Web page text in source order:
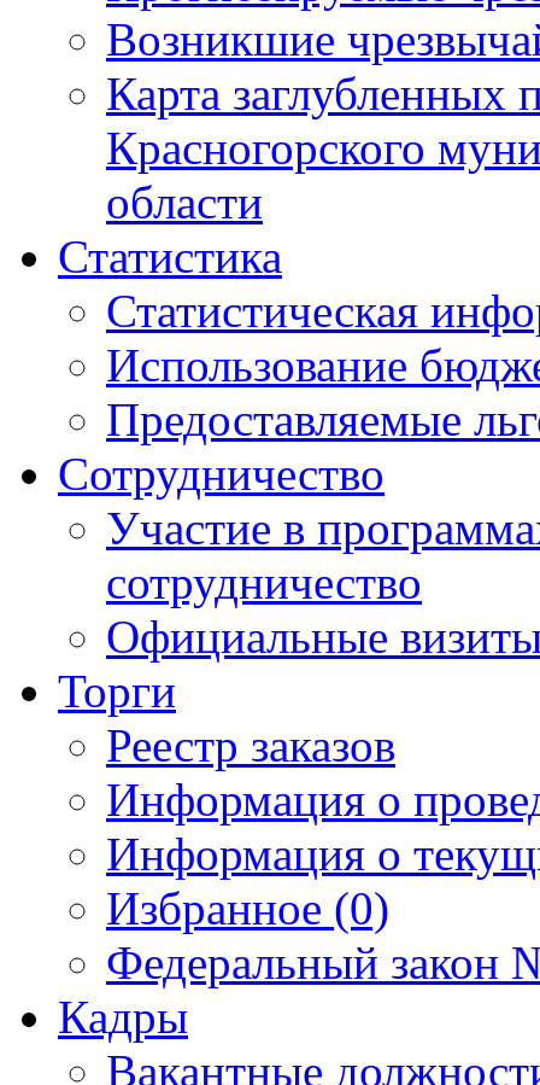
Возникшие
Карта
Красногорского
области
Статистика
Статистическая
Использование
Предоставляемые
Сотрудничество
Участие в
сотрудничество
Официальные
Торги
Реестр заказов
Информация о
Информация о
Избранное (0)
Федеральный закон
Кадры
Вакантные